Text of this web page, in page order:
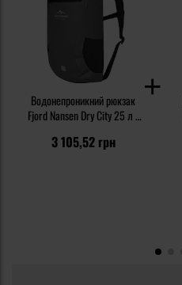
Водонепроникний рюкзак
Fjord Nansen Dry City 25 л -
3 105,52 грн